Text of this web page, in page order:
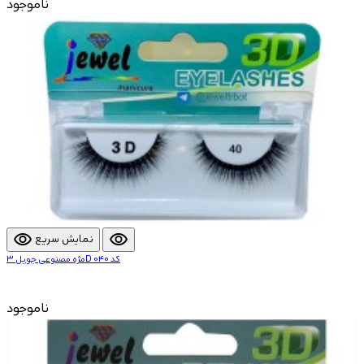
visibility نمایش سریع visibility
مژه مصنوعی جویل 3D کد 040
ناموجود